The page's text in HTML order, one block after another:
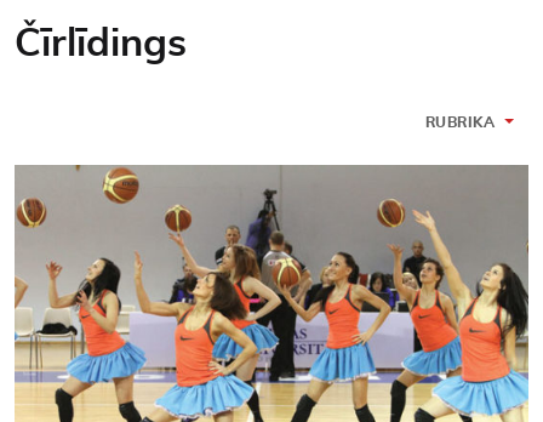
Abonēšana
Kontakti
Čīrlīdings
RUBRIKA